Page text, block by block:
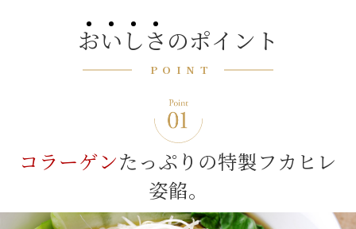
おい しさ のポイント
POINT
コラーゲンたっぷりの特製フカヒレ
姿餡。